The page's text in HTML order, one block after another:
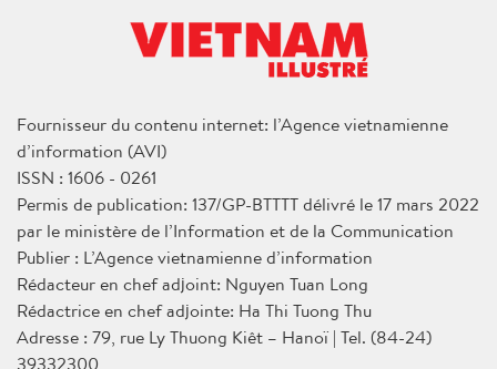
Fournisseur du contenu internet: l’Agence vietnamienne
d’information (AVI)
ISSN : 1606 - 0261
Permis de publication: 137/GP-BTTTT délivré le 17 mars 2022
par le ministère de l’Information et de la Communication
Publier : L’Agence vietnamienne d’information
Rédacteur en chef adjoint: Nguyen Tuan Long
Rédactrice en chef adjointe: Ha Thi Tuong Thu
Adresse : 79, rue Ly Thuong Kiêt – Hanoï | Tel. (84-24)
39332300